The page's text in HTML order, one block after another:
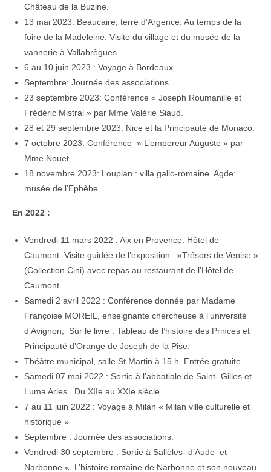
Château de la Buzine.
13 mai 2023: Beaucaire, terre d’Argence. Au temps de la
foire de la Madeleine. Visite du village et du musée de la
vannerie à Vallabrègues.
6 au 10 juin 2023 : Voyage à Bordeaux.
Septembre: Journée des associations.
23 septembre 2023: Conférence « Joseph Roumanille et
Frédéric Mistral » par Mme Valérie Siaud.
28 et 29 septembre 2023: Nice et la Principauté de Monaco.
7 octobre 2023: Conférence » L’empereur Auguste » par
Mme Nouet.
18 novembre 2023: Loupian : villa gallo-romaine. Agde:
musée de l’Ephèbe.
En 2022 :
Vendredi 11 mars 2022 : Aix en Provence. Hôtel de
Caumont. Visite guidée de l’exposition : »Trésors de Venise »
(Collection Cini) avec repas au restaurant de l’Hôtel de
Caumont
Samedi 2 avril 2022 : Conférence donnée par Madame
Françoise MOREIL, enseignante chercheuse à l’université
d’Avignon, Sur le livre : Tableau de l’histoire des Princes et
Principauté d’Orange de Joseph de la Pise.
Théâtre municipal, salle St Martin à 15 h. Entrée gratuite
Samedi 07 mai 2022 : Sortie à l’abbatiale de Saint- Gilles et
Luma Arles. Du XIIe au XXIe siècle.
7 au 11 juin 2022 : Voyage à Milan « Milan ville culturelle et
historique »
Septembre : Journée des associations.
Vendredi 30 septembre : Sortie à Sallèles- d’Aude et
Narbonne « L’histoire romaine de Narbonne et son nouveau